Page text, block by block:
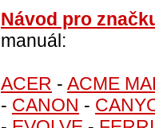
Návod pro
manuál:
ACER - ACME
- CANON -